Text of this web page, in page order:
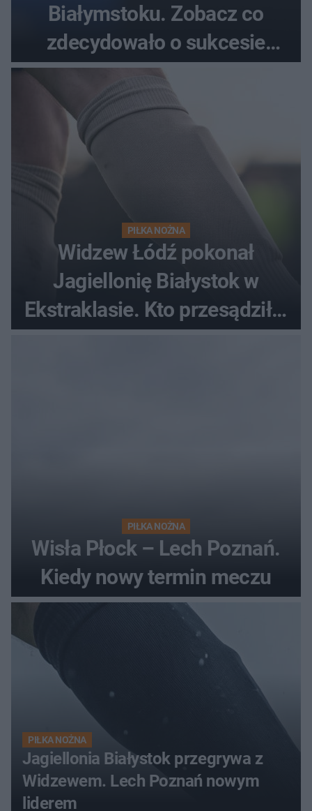
Białymstoku. Zobacz co
zdecydowało o sukcesie
gości
PIŁKA NOŻNA
Widzew Łódź pokonał
Jagiellonię Białystok w
Ekstraklasie. Kto przesądził o
losach meczu?
PIŁKA NOŻNA
Wisła Płock – Lech Poznań.
Kiedy nowy termin meczu
PIŁKA NOŻNA
Jagiellonia Białystok przegrywa z
Widzewem. Lech Poznań nowym
liderem